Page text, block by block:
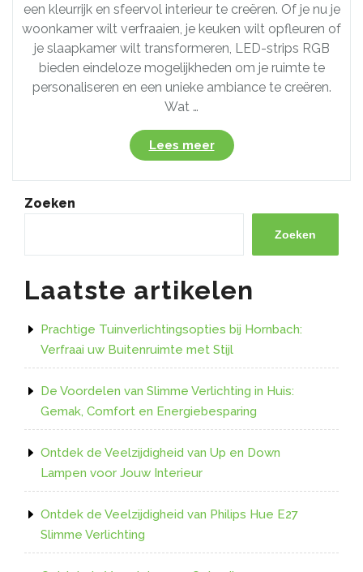
een kleurrijk en sfeervol interieur te creëren. Of je nu je
woonkamer wilt verfraaien, je keuken wilt opfleuren of
je slaapkamer wilt transformeren, LED-strips RGB
bieden eindeloze mogelijkheden om je ruimte te
personaliseren en een unieke ambiance te creëren.
Wat …
Lees meer“Breng
je
interieur
leven
kleurrijke
strips
Zoeken
Zoeken
Laatste artikelen
Prachtige Tuinverlichtingsopties bij Hornbach:
Verfraai uw Buitenruimte met Stijl
De Voordelen van Slimme Verlichting in Huis:
Gemak, Comfort en Energiebesparing
Ontdek de Veelzijdigheid van Up en Down
Lampen voor Jouw Interieur
Ontdek de Veelzijdigheid van Philips Hue E27
Slimme Verlichting